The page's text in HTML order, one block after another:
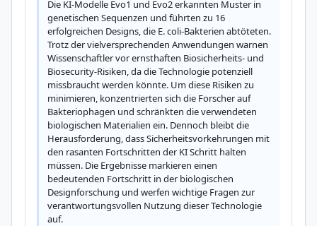
Die KI-Modelle Evo1 und Evo2 erkannten Muster in
genetischen Sequenzen und führten zu 16
erfolgreichen Designs, die E. coli-Bakterien abtöteten.
Trotz der vielversprechenden Anwendungen warnen
Wissenschaftler vor ernsthaften Biosicherheits- und
Biosecurity-Risiken, da die Technologie potenziell
missbraucht werden könnte. Um diese Risiken zu
minimieren, konzentrierten sich die Forscher auf
Bakteriophagen und schränkten die verwendeten
biologischen Materialien ein. Dennoch bleibt die
Herausforderung, dass Sicherheitsvorkehrungen mit
den rasanten Fortschritten der KI Schritt halten
müssen. Die Ergebnisse markieren einen
bedeutenden Fortschritt in der biologischen
Designforschung und werfen wichtige Fragen zur
verantwortungsvollen Nutzung dieser Technologie
auf.